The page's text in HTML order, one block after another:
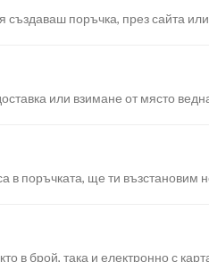
създаваш поръчка, през сайта
или взимане от място
в поръчката, ще ти възстановим
в брой, така и електронно с